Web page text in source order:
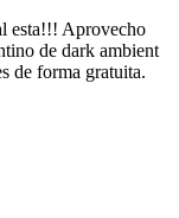
esta!!! Aprovecho
de dark ambient
de forma gratuita.